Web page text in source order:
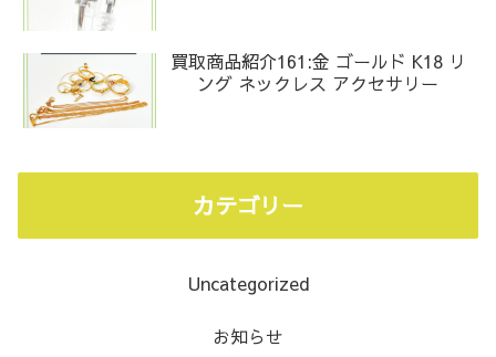
買取商品紹介161:金 ゴールド K18 リ
ング ネックレス アクセサリー
カテゴリー
Uncategorized
お知らせ